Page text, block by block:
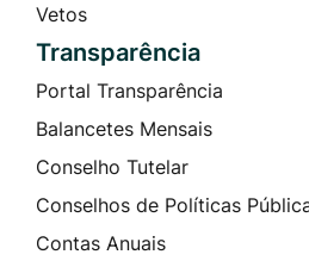
Vetos
Transparência
Portal Transparência
Balancetes Mensais
Conselho Tutelar
Conselhos de Políticas
Contas Anuais